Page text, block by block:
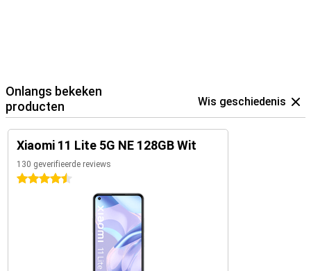
Onlangs bekeken
producten
Wis geschiedenis
Xiaomi 11 Lite 5G NE 128GB Wit
130 geverifieerde reviews
4.5 sterren